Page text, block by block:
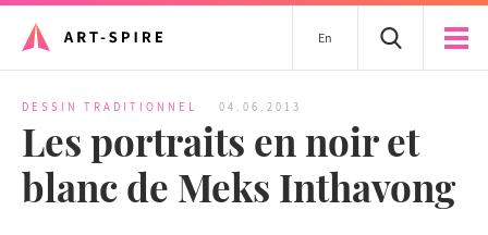
En
DESSIN TRADITIONNEL 04.06.2013
Les portraits en noir et
blanc de Meks Inthavong